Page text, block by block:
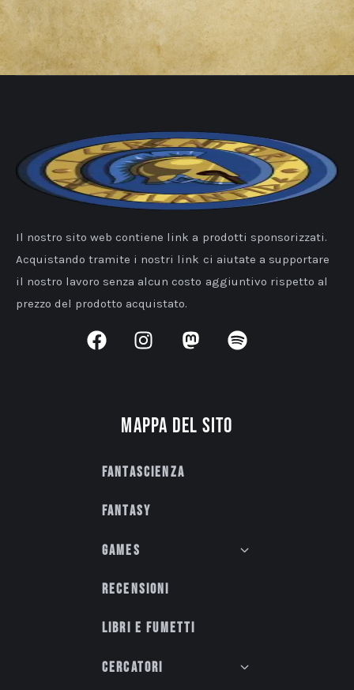
Il nostro sito web contiene link a prodotti sponsorizzati.
Acquistando tramite i nostri link ci aiutate a supportare
il nostro lavoro senza alcun costo aggiuntivo rispetto al
prezzo del prodotto acquistato.
Mappa del sito
Fantascienza
Fantasy
Games
Recensioni
Libri e fumetti
Cercatori